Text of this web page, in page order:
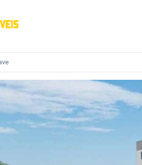
Lançamento MCMV